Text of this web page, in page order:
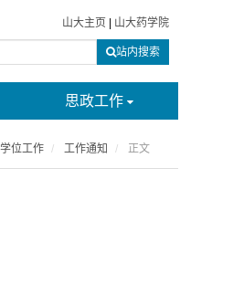
山大主页 山大药学院
站内搜索
思政工作
学位工作 工作通知 正文